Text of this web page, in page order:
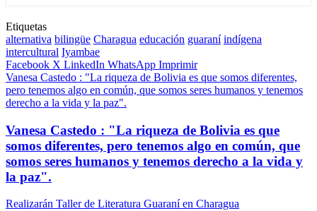
Etiquetas
alternativa bilingüe Charagua educación guaraní indígena
intercultural Iyambae
Facebook X LinkedIn WhatsApp Imprimir
Vanesa Castedo : "La riqueza de Bolivia es que somos diferentes,
pero tenemos algo en común, que somos seres humanos y tenemos
derecho a la vida y la paz".
Vanesa Castedo : "La riqueza de Bolivia es que
somos diferentes, pero tenemos algo en común, que
somos seres humanos y tenemos derecho a la vida y
la paz".
Realizarán Taller de Literatura Guaraní en Charagua